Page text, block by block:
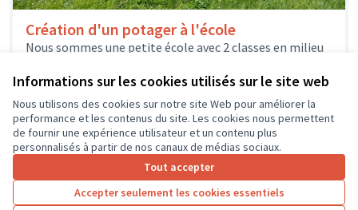
Informations sur les cookies utilisés sur le site web
Nous utilisons des cookies sur notre site Web pour améliorer la
performance et les contenus du site. Les cookies nous permettent
de fournir une expérience utilisateur et un contenu plus
personnalisés à partir de nos canaux de médias sociaux.
Tout accepter
Accepter seulement les cookies essentiels
Création d'un potager à l'école
Nous sommes une petite école avec 2 classes en milieu
cours...
Résultats par page : 50
1 … 5